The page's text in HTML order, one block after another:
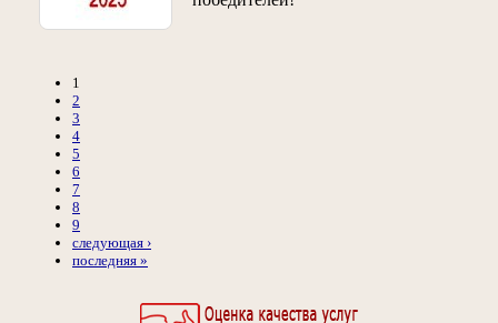
1
2
3
4
5
6
7
8
9
следующая ›
последняя »